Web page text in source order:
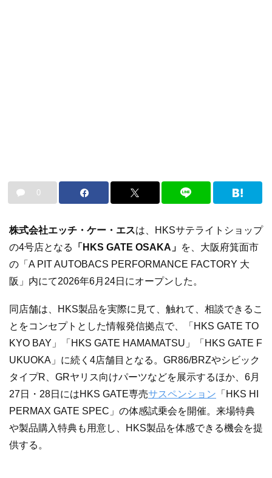
0
株式会社エッチ・ケー・エスは、HKSサテライトショップ
の4号店となる
「HKS GATE OSAKA」 を、大阪府箕面市
の「A PIT AUTOBACS PERFORMANCE FACTORY 大
阪」内にて2026年6月24日にオープンした。
同店舗は、HKS製品を実際に見て、触れて、相談できるこ
とをコンセプトとした情報発信拠点で、「HKS GATE TO
KYO BAY」「HKS GATE HAMAMATSU」「HKS GATE F
UKUOKA」に続く4店舗目となる。GR86/BRZやシビック
タイプR、GRヤリス向けパーツなどを展示するほか、6月
27日・28日にはHKS GATE専売サスペンション 「HKS HI
PERMAX GATE SPEC」の体感試乗会を開催。来場特典
や製品購入特典も用意し、HKS製品を体感できる機会を提
供する。